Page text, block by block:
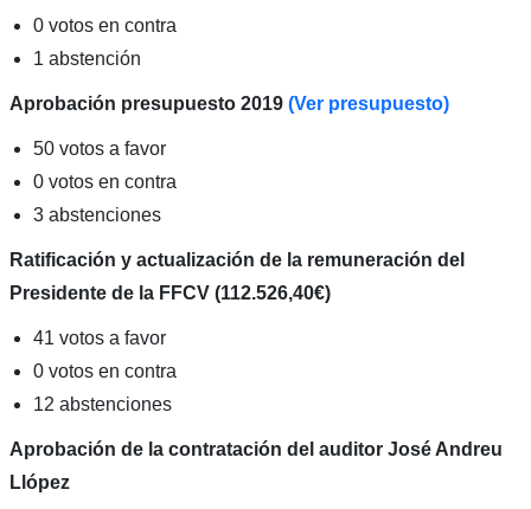
0 votos en contra
1 abstención
Aprobación presupuesto 2019 (Ver presupuesto)
50 votos a favor
0 votos en contra
3 abstenciones
Ratificación y actualización de la remuneración del
Presidente de la FFCV (112.526,40€)
41 votos a favor
0 votos en contra
12 abstenciones
Aprobación de la contratación del auditor José Andreu
Llópez